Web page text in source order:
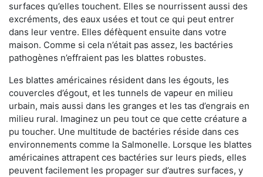
surfaces qu’elles touchent. Elles se nourrissent aussi des
excréments, des eaux usées et tout ce qui peut entrer
dans leur ventre. Elles défèquent ensuite dans votre
maison. Comme si cela n’était pas assez, les bactéries
pathogènes n’effraient pas les blattes robustes.
Les blattes américaines résident dans les égouts, les
couvercles d’égout, et les tunnels de vapeur en milieu
urbain, mais aussi dans les granges et les tas d’engrais en
milieu rural. Imaginez un peu tout ce que cette créature a
pu toucher. Une multitude de bactéries réside dans ces
environnements comme la Salmonelle. Lorsque les blattes
américaines attrapent ces bactéries sur leurs pieds, elles
peuvent facilement les propager sur d’autres surfaces, y